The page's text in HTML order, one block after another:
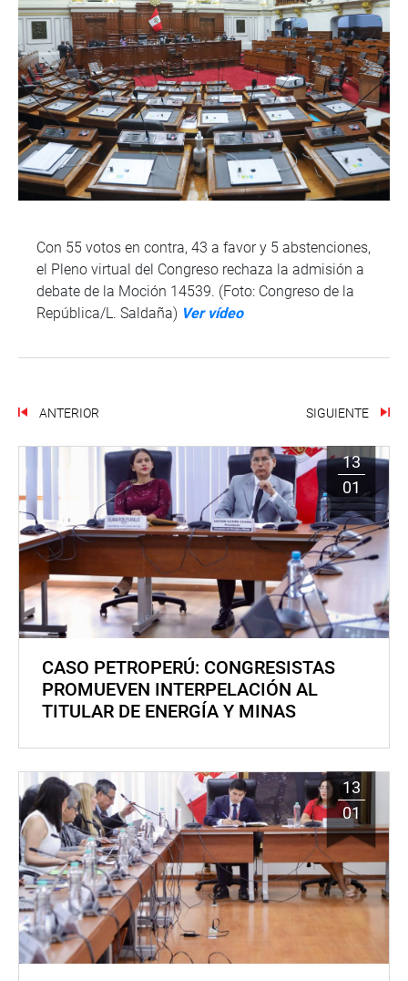
Con 55 votos en contra, 43 a favor y 5 abstenciones,
el Pleno virtual del Congreso rechaza la admisión a
debate de la Moción 14539. (Foto: Congreso de la
República/L. Saldaña) Ver vídeo
ANTERIOR SIGUIENTE
13
01
CASO PETROPERÚ: CONGRESISTAS
PROMUEVEN INTERPELACIÓN AL
TITULAR DE ENERGÍA Y MINAS
13
01